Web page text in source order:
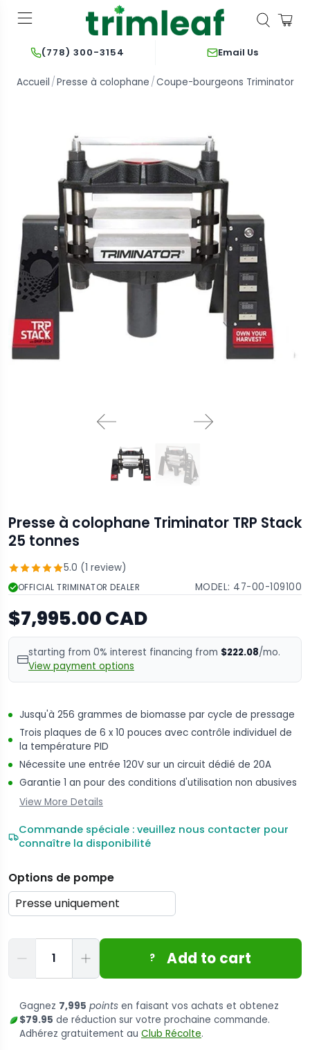
(778) 300-3154 Email Us
Accueil Presse à colophane Coupe-bourgeons Triminator
Presse à colophane Triminator TRP Stack
25 tonnes
5.0 (1 review)
OFFICIAL TRIMINATOR DEALER MODEL: 47-00-109100
$7,995.00 CAD
starting from 0% interest financing from $222.08/mo.
View payment options
Jusqu'à 256 grammes de biomasse par cycle de pressage
Trois plaques de 6 x 10 pouces avec contrôle individuel de
la température PID
Nécessite une entrée 120V sur un circuit dédié de 20A
Garantie 1 an pour des conditions d'utilisation non abusives
View More Details
Commande spéciale : veuillez nous contacter pour
connaître la disponibilité
Options de pompe
? Add to cart
Gagnez 7,995 points en faisant vos achats et obtenez
$79.95 de réduction sur votre prochaine commande.
Adhérez gratuitement au Club Récolte.